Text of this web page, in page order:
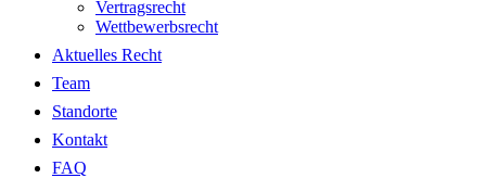
Vertragsrecht
Wettbewerbsrecht
Aktuelles Recht
Team
Standorte
Kontakt
FAQ